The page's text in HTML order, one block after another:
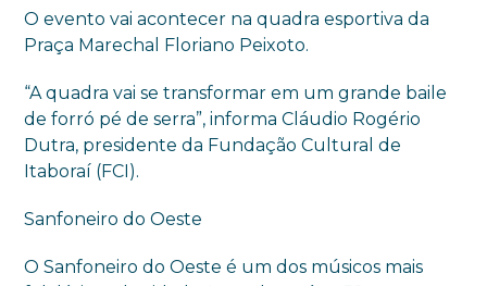
O evento vai acontecer na quadra esportiva da
Praça Marechal Floriano Peixoto.
“A quadra vai se transformar em um grande baile
de forró pé de serra”, informa Cláudio Rogério
Dutra, presidente da Fundação Cultural de
Itaboraí (FCI).
Sanfoneiro do Oeste
O Sanfoneiro do Oeste é um dos músicos mais